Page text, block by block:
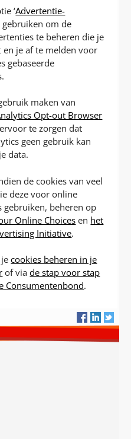
‘Advertentie-
gebruiken om de
te beheren die je
en je af te melden voor
gebaseerde
maken van
Opt-out Browser
te zorgen dat
geen gebruik kan
data.
de cookies van veel
deze voor online
gebruiken, beheren op
Online Choices en het
Initiative.
jecookies beheren in je
of viade stap voor stap
Consumentenbond.